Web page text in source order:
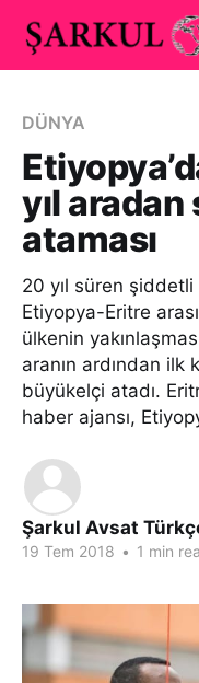
DÜNYA
yıl
ataması
20 yıl süren şiddetli
Etiyopya-Eritre
ülkenin
aranın ardından ilk
büyükelçi atadı.
haber ajansı,
Şarkul Avsat
19 Tem 2018 • 1 min